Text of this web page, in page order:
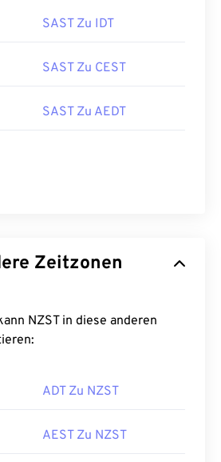
SAST Zu IDT
SAST Zu CEST
SAST Zu AEDT
Zeitzonen
NZST in diese anderen
ADT Zu NZST
AEST Zu NZST